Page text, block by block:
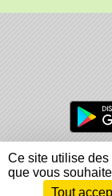
Informations
Envie de
Ce site utilise
que vous
Tout